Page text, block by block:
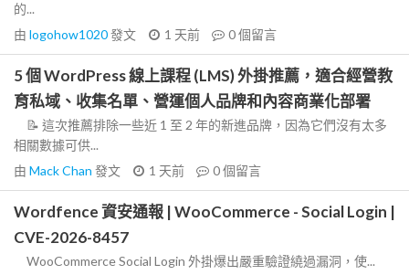
的...
由 logohow1020發文 1 天前 0個留言
5 個 WordPress 線上課程 (LMS) 外掛推薦，適合經營教
育私域、收集名單、營運個人品牌和內容商業化部署
📝 這次推薦排除一些近 1 至 2 年的新進品牌，因為它們沒有太多
相關數據可供...
由 Mack Chan 發文 1 天前 0個留言
Wordfence 資安通報 | WooCommerce - Social Login |
CVE-2026-8457
WooCommerce Social Login 外掛爆出嚴重驗證繞過漏洞，使...